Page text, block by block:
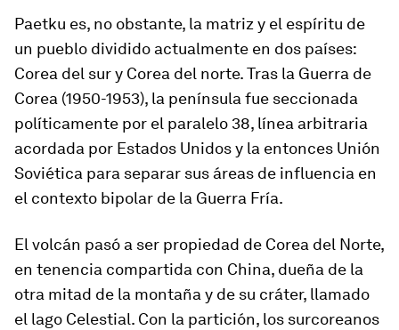
Paetku es, no obstante, la matriz y el espíritu de
un pueblo dividido actualmente en dos países:
Corea del sur y Corea del norte. Tras la Guerra de
Corea (1950-1953), la península fue seccionada
políticamente por el paralelo 38, línea arbitraria
acordada por Estados Unidos y la entonces Unión
Soviética para separar sus áreas de influencia en
el contexto bipolar de la Guerra Fría.
El volcán pasó a ser propiedad de Corea del Norte,
en tenencia compartida con China, dueña de la
otra mitad de la montaña y de su cráter, llamado
el lago Celestial. Con la partición, los surcoreanos